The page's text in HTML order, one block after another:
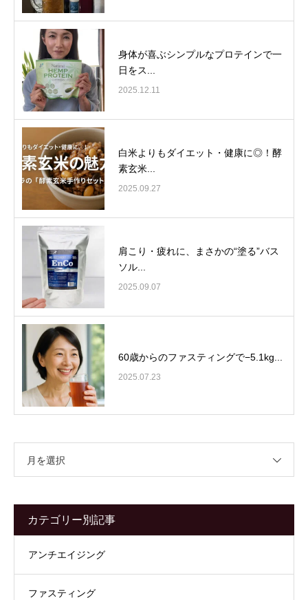
身体が喜ぶシンプルなプロテインで一
日をス...
2025.12.11
白米よりもダイエット・健康に◎！酵
素玄米...
2025.09.27
肩こり・疲れに、まさかの“塗る”バス
ソル...
2025.09.07
60歳からのファスティングで−5.1kg...
2025.07.23
月を選択
カテゴリー別記事
アンチエイジング
ファスティング